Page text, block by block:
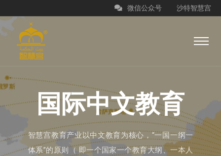
沙特智慧宫
微信公众号
国际中文教育
智慧宫教育产业以中文教育为核心，“一国一纲一
体系”的原则（ 即一个国家一个教育大纲、一本人